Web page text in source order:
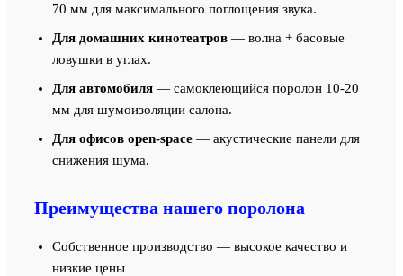
70 мм для максимального поглощения звука.
Для домашних кинотеатров — волна + басовые
ловушки в углах.
Для автомобиля — самоклеющийся поролон 10-20
мм для шумоизоляции салона.
Для офисов open-space — акустические панели для
снижения шума.
Преимущества нашего поролона
Собственное производство — высокое качество и
низкие цены